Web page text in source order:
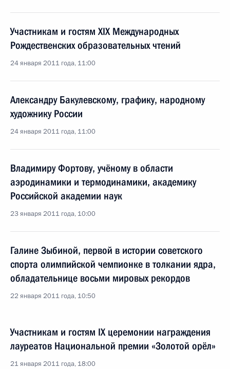
Участникам и гостям XIX Международных
Рождественских образовательных чтений
24 января 2011 года, 11:00
Александру Бакулевскому, графику, народному
художнику России
24 января 2011 года, 11:00
Владимиру Фортову, учёному в области
аэродинамики и термодинамики, академику
Российской академии наук
23 января 2011 года, 10:00
Галине Зыбиной, первой в истории советского
спорта олимпийской чемпионке в толкании ядра,
обладательнице восьми мировых рекордов
22 января 2011 года, 10:50
Участникам и гостям IX церемонии награждения
лауреатов Национальной премии «Золотой орёл»
21 января 2011 года, 18:00